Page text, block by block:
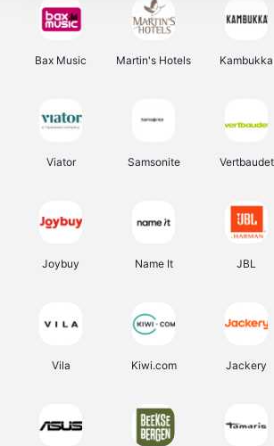
Bax Music Martin's Hotels Kambukka
Viator Samsonite Vertbaudet
Joybuy Name It JBL
Vila Kiwi.com Jackery